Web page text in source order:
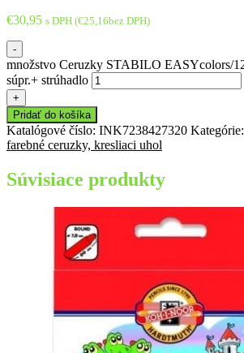
€30,95 s DPH (€25,16bez DPH)
-
množstvo Ceruzky STABILO EASYcolors/
súpr.+ strúhadlo
+
Pridať do košíka
Katalógové číslo: INK7238427320 Kategórie:
farebné ceruzky, kresliaci uhol
Súvisiace produkty